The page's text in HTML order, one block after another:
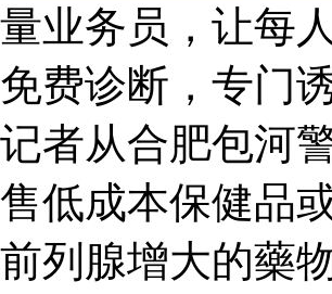
量业务员，让每
免费诊断，专门
记者从合肥包河
售低成本保健品
前列腺增大的藥